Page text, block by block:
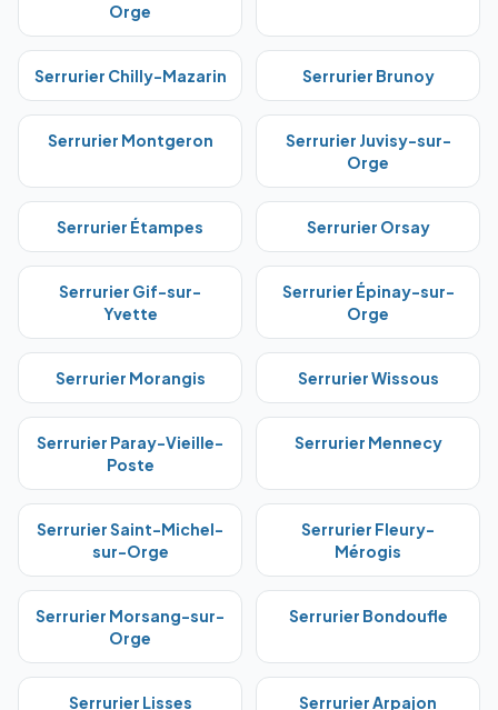
Orge
Serrurier Chilly-Mazarin Serrurier Brunoy
Serrurier Montgeron Serrurier Juvisy-sur-
Orge
Serrurier Étampes Serrurier Orsay
Serrurier Gif-sur-
Yvette
Serrurier Épinay-sur-
Orge
Serrurier Morangis SerrurierWissous
Serrurier Paray-Vieille-
Poste
Serrurier Mennecy
SerrurierSaint-Michel-
sur-Orge
Serrurier Fleury-
Mérogis
Serrurier Morsang-sur-
Orge
Serrurier Bondoufle
Serrurier Lisses SerrurierArpajon